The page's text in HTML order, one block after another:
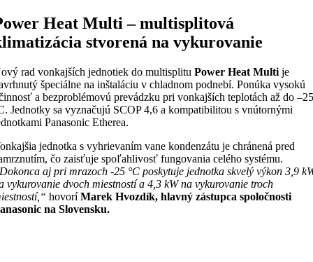
Heat Multi – multisplitová
stvorená na vykurovanie
rad vonkajších jednotiek do multisplituPower Heat Multi je
špeciálne na inštaláciu v chladnom podnebí. Ponúka vysokú
a bezproblémovú prevádzku pri vonkajších teplotách až do
Jednotky sa vyznačujú SCOP 4,6 a kompatibilitou s vnútornými
Panasonic Etherea.
jednotka s vyhrievaním vane kondenzátu je chránená pred
čo zaisťuje spoľahlivosť fungovania celého systému.
aj pri mrazoch -25 °C poskytuje jednotka skvelý výkon 3,9
vykurovanie dvoch miestností a 4,3 kW na vykurovanie troch
hovoríMarek Hvozdík, hlavný zástupca spoločnosti
na Slovensku.